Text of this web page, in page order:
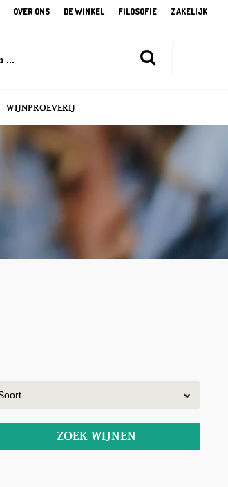
OVER ONS DE WINKEL FILOSOFIE ZAKELIJK
WIJNPROEVERIJ
ZOEK WIJNEN